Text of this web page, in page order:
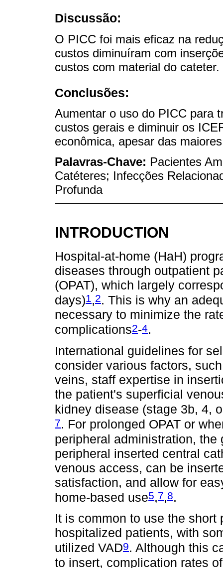
Discussão:
O PICC foi mais eficaz na
custos diminuíram com
custos com material do cateter.
Conclusões:
Aumentar o uso do PICC para
custos gerais e diminuir os
econômica, apesar das
Palavras-Chave: Pacientes
Catéteres; Infecções
Profunda
INTRODUCTION
Hospital-at-home (HaH)
diseases through outpatient
(OPAT), which largely
days)1,2. This is why an
necessary to minimize the
complications2-4.
International guidelines for
consider various factors,
veins, staff expertise in
the patient's superficial
kidney disease (stage 3b, 4,
7. For prolonged OPAT or
peripheral administration,
peripheral inserted central
venous access, can be
satisfaction, and allow for
home-based use5,7,8.
It is common to use the short
hospitalized patients, with
utilized VAD9. Although this
to insert, complication rates